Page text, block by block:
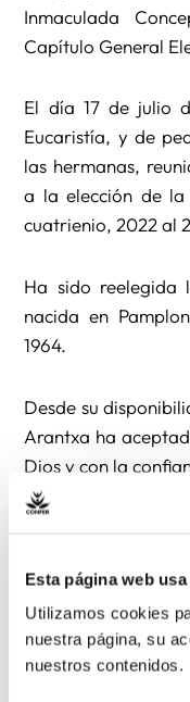
Esta página web
Utilizamos cookies
nuestra página, su
nuestros contenidos.
Inmaculada
Capítulo General
El día 17 de julio
Eucaristía, y de
las hermanas,
a la elección de
cuatrienio, 2022 al
Ha sido reelegida
nacida en
1964.
Desde su
Arantxa ha
Dios y con la
con la certeza que
saber que cuenta
la Ruah le seguirá
luz, su fuerza, su